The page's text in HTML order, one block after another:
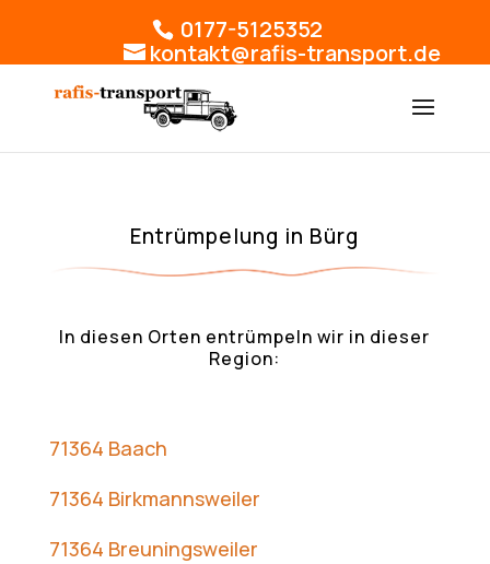
0177-5125352
kontakt@rafis-transport.de
Entrümpelung in Bürg
In diesen Orten entrümpeln wir in dieser
Region:
71364 Baach
71364 Birkmannsweiler
71364 Breuningsweiler